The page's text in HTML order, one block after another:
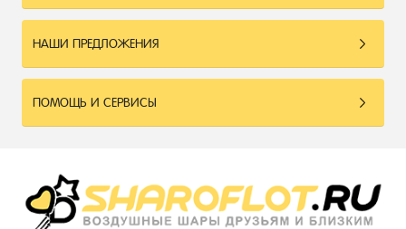
НАШИ ПРЕДЛОЖЕНИЯ
ПОМОЩЬ И СЕРВИСЫ